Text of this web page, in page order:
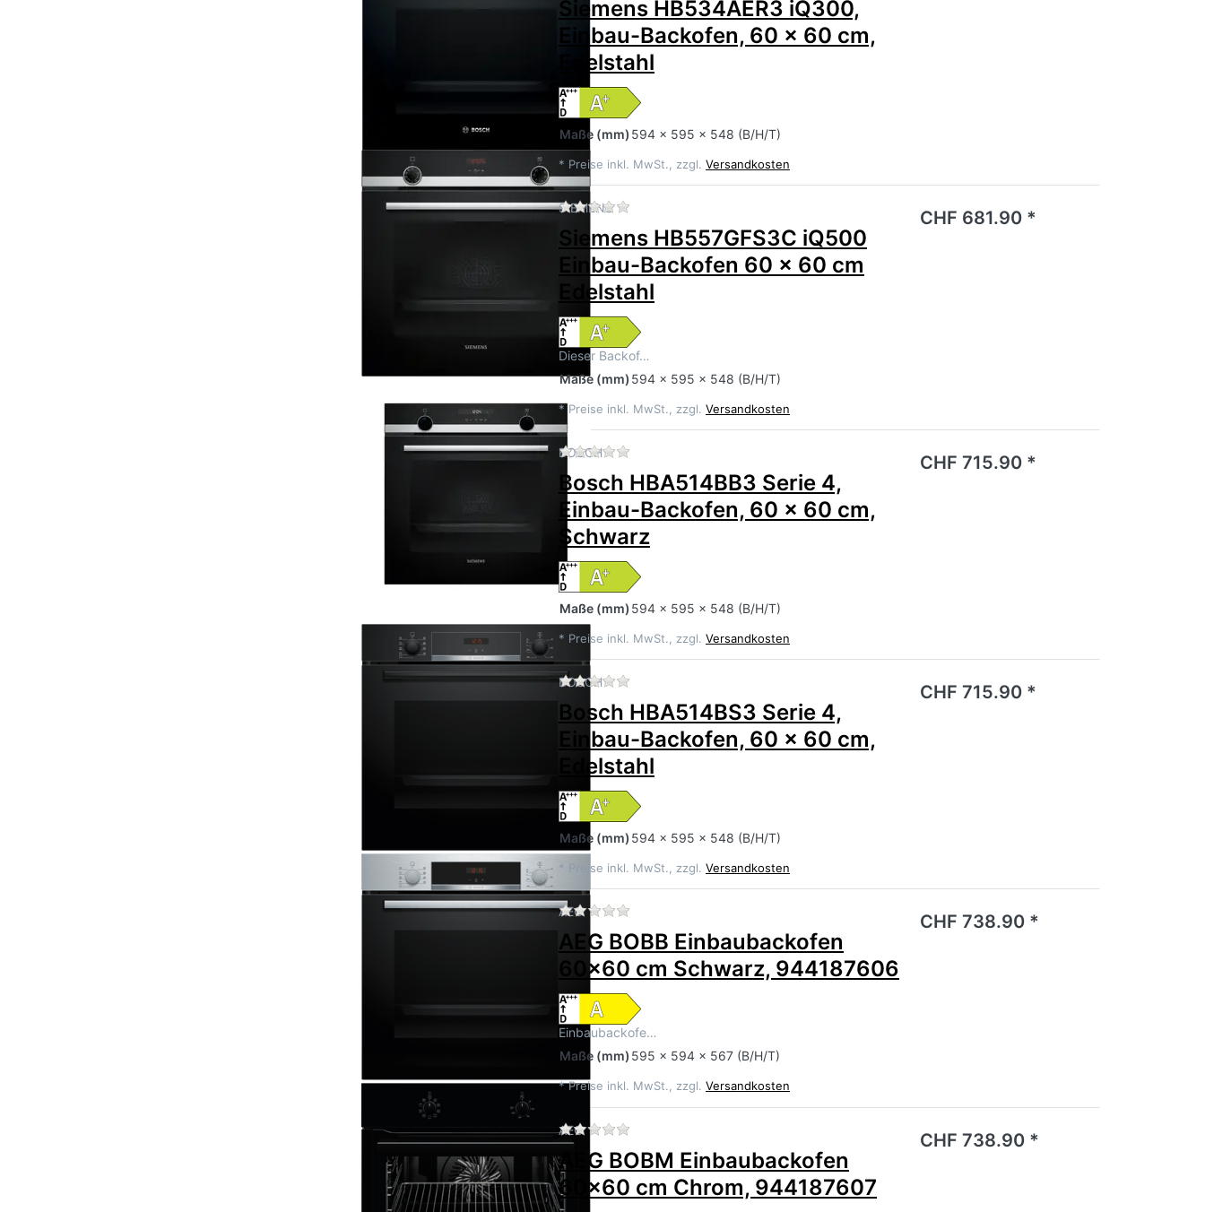
Siemens HB534AER3 iQ300,
Einbau-Backofen, 60 x 60 cm,
Edelstahl
Maße (mm) 594 x 595 x 548 (B/H/T)
* Preise inkl. MwSt., zzgl. Versandkosten
SIEMENS
Siemens HB557GFS3C iQ500
Einbau-Backofen 60 x 60 cm
Edelstahl
Dieser Backof…
Maße (mm) 594 x 595 x 548 (B/H/T)
* Preise inkl. MwSt., zzgl. Versandkosten
CHF 681.90 *
BOSCH
Bosch HBA514BB3 Serie 4,
Einbau-Backofen, 60 x 60 cm,
Schwarz
Maße (mm) 594 x 595 x 548 (B/H/T)
* Preise inkl. MwSt., zzgl. Versandkosten
CHF 715.90 *
BOSCH
Bosch HBA514BS3 Serie 4,
Einbau-Backofen, 60 x 60 cm,
Edelstahl
Maße (mm) 594 x 595 x 548 (B/H/T)
* Preise inkl. MwSt., zzgl. Versandkosten
CHF 715.90 *
AEG
AEG BOBB Einbaubackofen
60x60 cm Schwarz, 944187606
Einbaubackofe…
Maße (mm) 595 x 594 x 567 (B/H/T)
* Preise inkl. MwSt., zzgl. Versandkosten
CHF 738.90 *
AEG Zu diesem Produkt liegen noch keine Bewertungen vor.
AEG BOBM Einbaubackofen
60x60 cm Chrom, 944187607
CHF 738.90 *